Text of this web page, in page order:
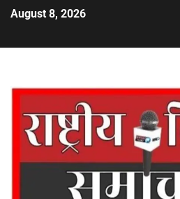
August 8, 2026